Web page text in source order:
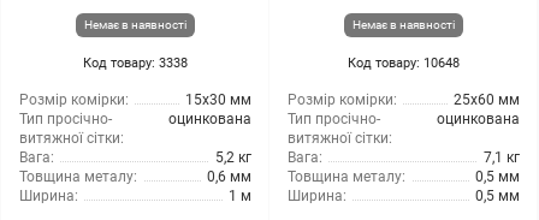
Немає в наявності
Код товару: 3338
Розмір комірки:
15x30 мм
Тип просічно-
витяжної сітки:
оцинкована
Вага:
5,2 кг
Товщина металу:
0,6 мм
Ширина:
1 м
Немає в наявності
Код товару: 10648
Розмір комірки:
25x60 мм
Тип просічно-
витяжної сітки:
оцинкована
Вага:
7,1 кг
Товщина металу:
0,5 мм
Ширина:
0,5 мм